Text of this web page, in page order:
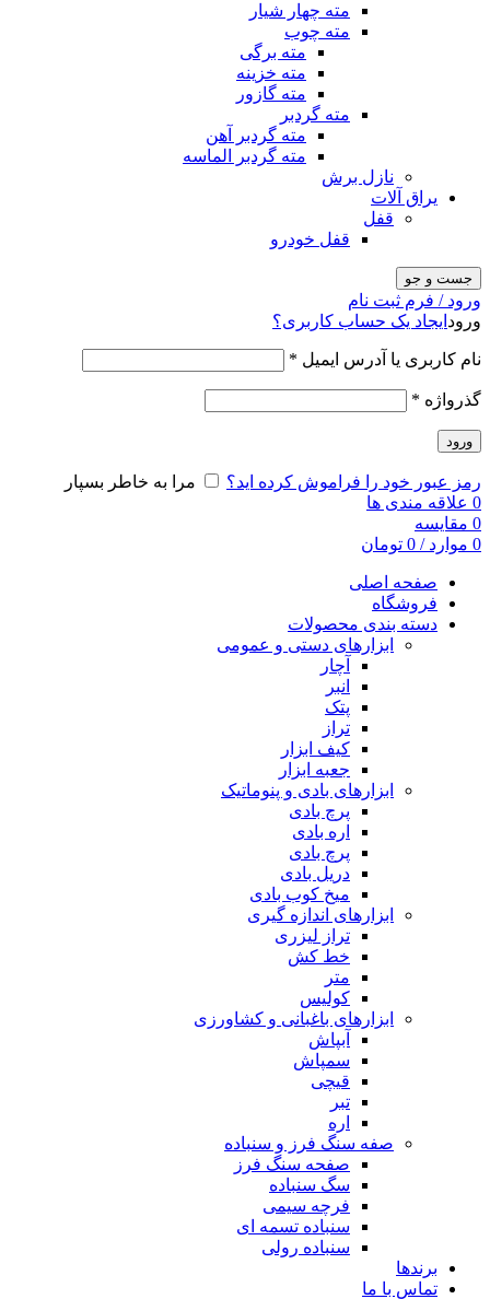
مته چهار شیار
مته چوب
مته برگی
مته خزینه
مته گازور
مته گردبر
مته گردبر آهن
مته گردبر الماسه
نازل برش
یراق آلات
قفل
قفل خودرو
جست و جو
ورود / فرم ثبت نام
ورود ایجاد یک حساب کاربری؟
نام کاربری یا آدرس ایمیل *
گذرواژه *
ورود
رمز عبور خود را فراموش کرده اید؟
مرا به خاطر بسپار
0 علاقه مندی ها
0 مقایسه
0 موارد /
0 تومان
صفحه اصلی
فروشگاه
دسته بندی محصولات
ابزارهای دستی و عمومی
آچار
انبر
پتک
تراز
کیف ابزار
جعبه ابزار
ابزارهای بادی و پنوماتیک
پرچ بادی
اره بادی
پرچ بادی
دریل بادی
میخ کوب بادی
ابزارهای اندازه گیری
تراز لیزری
خط کش
متر
کولیس
ابزارهای باغبانی و کشاورزی
آبپاش
سمپاش
قیچی
تبر
اره
صفه سنگ فرز و سنباده
صفحه سنگ فرز
سگ سنباده
فرچه سیمی
سنباده تسمه ای
سنباده رولی
برندها
تماس با ما